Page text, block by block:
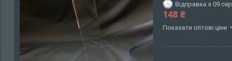
Відправка з 09
148 ₴
Показати оптові ціни